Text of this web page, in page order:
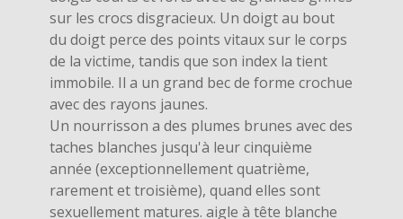
sur les crocs disgracieux. Un doigt au bout
du doigt perce des points vitaux sur le corps
de la victime, tandis que son index la tient
immobile. Il a un grand bec de forme crochue
avec des rayons jaunes.
Un nourrisson a des plumes brunes avec des
taches blanches jusqu'à leur cinquième
année (exceptionnellement quatrième,
rarement et troisième), quand elles sont
sexuellement matures. aigle à tête blanche